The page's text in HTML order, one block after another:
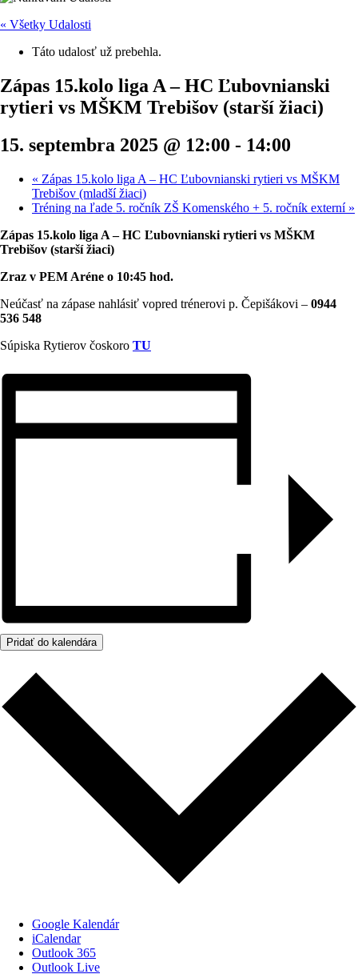
« Všetky Udalosti
Táto udalosť už prebehla.
Zápas 15.kolo liga A – HC Ľubovnianski
rytieri vs MŠKM Trebišov (starší žiaci)
15. septembra 2025 @ 12:00 - 14:00
« Zápas 15.kolo liga A – HC Ľubovnianski rytieri vs MŠKM
Trebišov (mladší žiaci)
Tréning na ľade 5. ročník ZŠ Komenského + 5. ročník externí »
Zápas 15.kolo liga A – HC Ľubovnianski rytieri vs MŠKM
Trebišov (starší žiaci)
Zraz v PEM Aréne o 10:45 hod.
Neúčasť na zápase nahlásiť vopred trénerovi p. Čepišákovi – 0944
536 548
Súpiska Rytierov čoskoro TU
Pridať do kalendára
Google Kalendár
iCalendar
Outlook 365
Outlook Live